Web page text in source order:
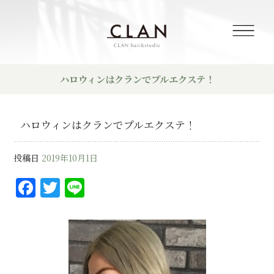
ハロウィンはクランでプルエクステ！
ハロウィンはクランでプルエクステ！
投稿日 2019年10月1日
F
a
T
w
it
te
r
e